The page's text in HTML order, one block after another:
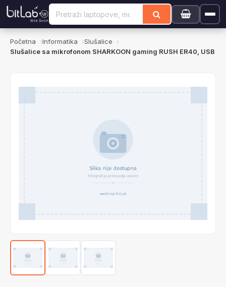
Početna Informatika
Slušalice
Slušalice sa mikrofonom SHARKOON gaming RUSH ER40, USB